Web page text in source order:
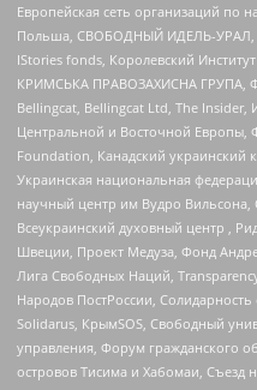
Европейская сеть организаций по
Польша, СВОБОДНЫЙ ИДЕЛЬ-УРАЛ,
IStories fonds, Королевский
КРИМСЬКА ПРАВОЗАХИСНА ГРУПА,
Bellingcat, Bellingcat Ltd, The Insider,
Центральной и Восточной Европы,
Foundation, Канадский украинский
Украинская национальная
научный центр им Вудро Вильсона,
Всеукраинский духовный центр ,
Швеции, Проект Медуза, Фонд
Лига Свободных Наций,
Народов ПостРоссии,
Solidarus, КрымSOS, Свободный
управления, Форум гражданского
островов Тисима и Хабомаи, Съезд